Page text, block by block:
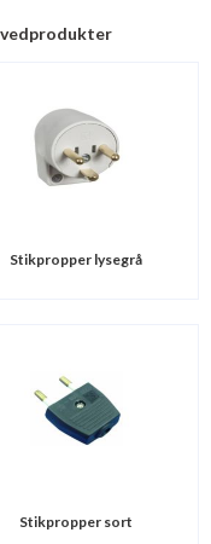
Stikpropper lysegrå
Stikpropper sort